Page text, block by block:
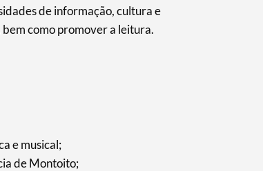
de informação, cultura e
como promover a leitura.
e musical;
de Montoito;